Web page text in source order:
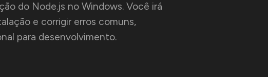
do Node.js no Windows. Você irá
e corrigir erros comuns,
para desenvolvimento.